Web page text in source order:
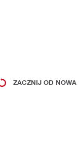
ZACZNIJ OD NOWA